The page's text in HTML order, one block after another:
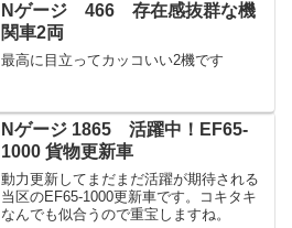
Nゲージ 466 存在感抜群な機
関車2両
最高に目立ってカッコいい2機です
Nゲージ 1865 活躍中！EF65-
1000 貨物更新車
動力更新してまだまだ活躍が期待される
当区のEF65-1000更新車です。コキタキ
なんでも似合うので重宝しますね。